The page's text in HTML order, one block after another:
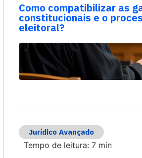
Como compatibilizar as
constitucionais e o
eleitoral?
Jurídico Avançado
Tempo de leitura: 7 min